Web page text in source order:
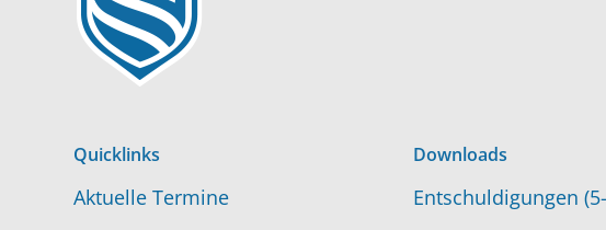
Quicklinks
Aktuelle Termine
Downloads
Entschuldigungen